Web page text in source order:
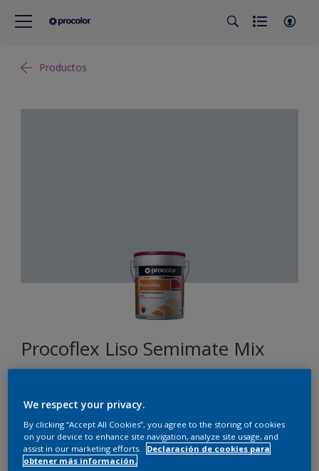
Productos
Procoflex Liso Semimate Mix
Tamaño
We respect your privacy.
By clicking “Accept All Cookies”, you agree to the storing of cookies
on your device to enhance site navigation, analyze site usage, and
assist in our marketing efforts.
Declaración de cookies para
obtener más información.